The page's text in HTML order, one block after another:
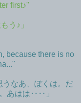
first♪"
う♪」
because there is no
なあ、ぼくは。だ
あはは‥‥」